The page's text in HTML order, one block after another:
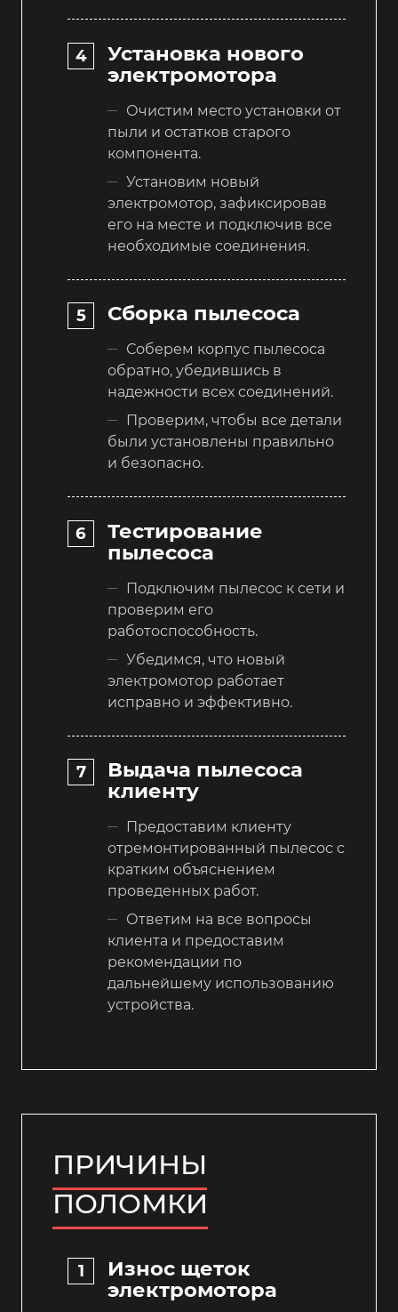
Установка нового
электромотора
Очистим место установки от
пыли и остатков старого
компонента.
Установим новый
электромотор, зафиксировав
его на месте и подключив все
необходимые соединения.
Сборка пылесоса
Соберем корпус пылесоса
обратно, убедившись в
надежности всех соединений.
Проверим, чтобы все детали
были установлены правильно
и безопасно.
Тестирование
пылесоса
Подключим пылесос к сети и
проверим его
работоспособность.
Убедимся, что новый
электромотор работает
исправно и эффективно.
Выдача пылесоса
клиенту
Предоставим клиенту
отремонтированный пылесос с
кратким объяснением
проведенных работ.
Ответим на все вопросы
клиента и предоставим
рекомендации по
дальнейшему использованию
устройства.
ПРИЧИНЫ
ПОЛОМКИ
Износ щеток
электромотора